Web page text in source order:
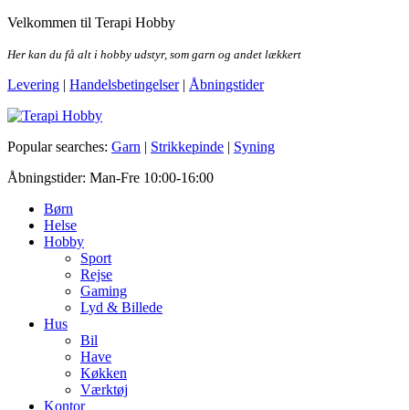
Skip
the
Velkommen til Terapi Hobby
Her kan du få alt i hobby udstyr, som garn og andet lækkert
Levering | Handelsbetingelser| Åbningstider
Terapi Hobby
Popular searches: Garn | Strikkepinde | Syning
Åbningstider: Man-Fre 10:00-16:00
Børn
Helse
Hobby
Sport
Rejse
Gaming
Lyd & Billede
Hus
Bil
Have
Køkken
Værktøj
Kontor